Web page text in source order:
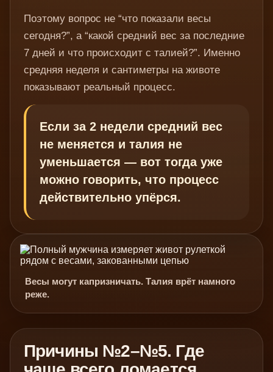
Поэтому вопрос не “что показали весы
сегодня?”, а “какой средний вес за последние
7 дней и что происходит с талией?”. Именно
средняя неделя и сантиметры на животе
показывают реальный процесс.
Если за 2 недели средний вес
не меняется и талия не
уменьшается — вот тогда уже
можно говорить, что процесс
действительно упёрся.
Весы могут капризничать. Талия врёт намного
реже.
Причины №2–№5. Где